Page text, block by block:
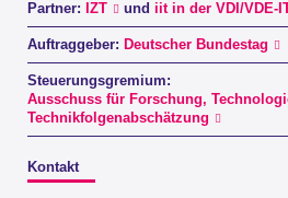
Partner: IZT und iit in der VDI/VDE-
Auftraggeber: Deutscher Bundestag
Steuerungsgremium:
Ausschuss für Forschung,
Technikfolgenabschätzung
Kontakt